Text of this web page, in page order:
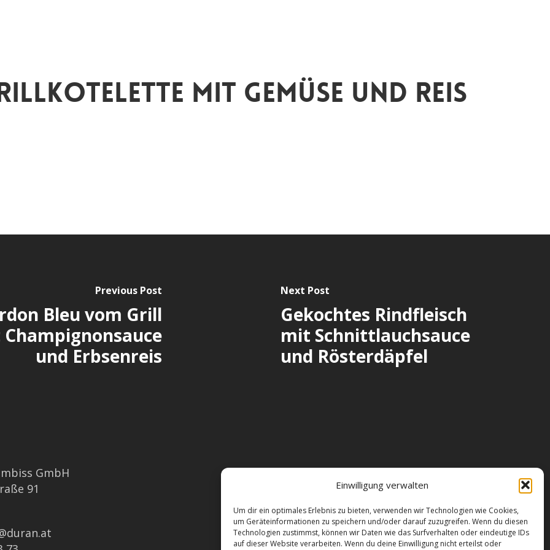
Einwilligung verwalten
Um dir ein optimales Erlebnis zu bieten, verwenden wir Technologien wie Cookies,
um Geräteinformationen zu speichern und/oder darauf zuzugreifen. Wenn du diesen
Technologien zustimmst, können wir Daten wie das Surfverhalten oder eindeutige IDs
auf dieser Website verarbeiten. Wenn du deine Einwilligung nicht erteilst oder
mit Gemüse und Reis
Previous Post
Bleu vom Grill
und Erbsenreis
Next Post
Gekochtes Rindfleisch
mit Schnittlauchsauce
und Rösterdäpfel
GmbH
91
Barrierefreiheit|Impressum|AGB|Datenschutz|